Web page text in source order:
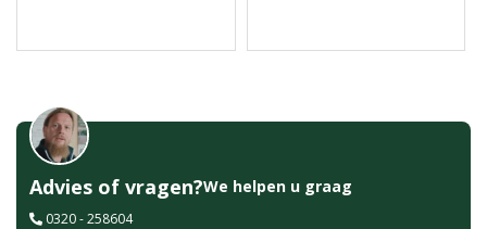
Advies of vragen?We helpen u graag
0320 - 258604